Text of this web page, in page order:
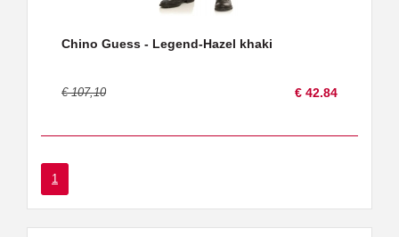
Chino Guess - Legend-Hazel khaki
€ 107,10 € 42.84
1